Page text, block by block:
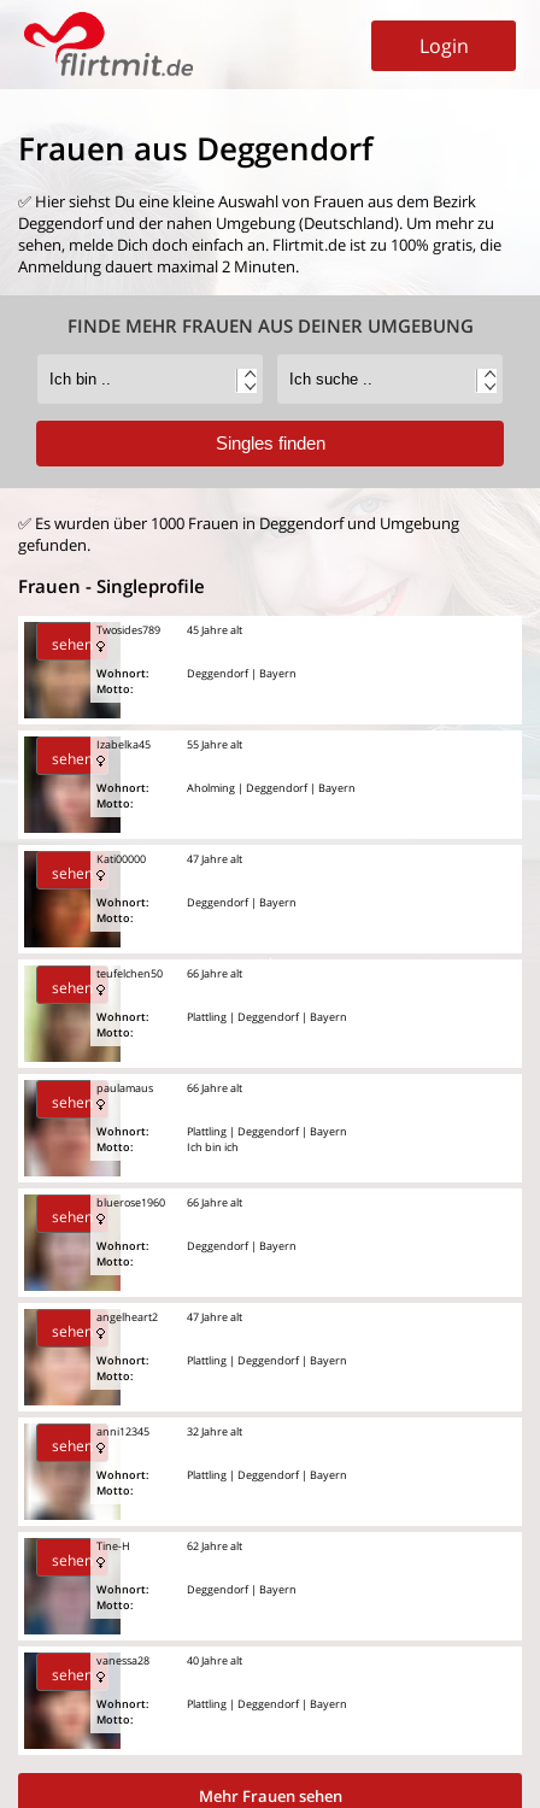
Login
Frauen aus Deggendorf
✅ Hier siehst Du eine kleine Auswahl von Frauen aus dem Bezirk
Deggendorfund der nahen Umgebung (Deutschland). Um mehr zu
sehen, melde Dich doch einfach an. Flirtmit.de ist zu 100% gratis, die
Anmeldung dauert maximal 2 Minuten.
FINDE MEHR FRAUEN AUS DEINER UMGEBUNG
✅ Es wurden über 1000 Frauen in Deggendorf und Umgebung
gefunden.
Frauen - Singleprofile
sehen
Twosides789
Wohnort:
Motto:
45 Jahre alt
Deggendorf | Bayern
sehen
Izabelka45
Wohnort:
Motto:
55 Jahre alt
Aholming | Deggendorf | Bayern
sehen
Kati00000
Wohnort:
Motto:
47 Jahre alt
Deggendorf | Bayern
sehen
teufelchen50
Wohnort:
Motto:
66 Jahre alt
Plattling | Deggendorf | Bayern
sehen
paulamaus
Wohnort:
Motto:
66 Jahre alt
Plattling | Deggendorf | Bayern
Ich bin ich
sehen
bluerose1960
Wohnort:
Motto:
66 Jahre alt
Deggendorf | Bayern
sehen
angelheart2
Wohnort:
Motto:
47 Jahre alt
Plattling | Deggendorf | Bayern
sehen
anni12345
Wohnort:
Motto:
32 Jahre alt
Plattling | Deggendorf | Bayern
sehen
Tine-H
Wohnort:
Motto:
62 Jahre alt
Deggendorf | Bayern
sehen
vanessa28
Wohnort:
Motto:
40 Jahre alt
Plattling | Deggendorf | Bayern
Mehr Frauen sehen